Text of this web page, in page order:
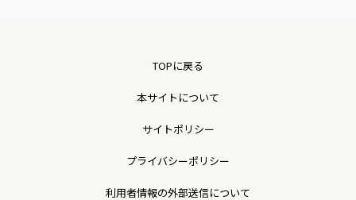
TOPに戻る
本サイトについて
サイトポリシー
プライバシーポリシー
利用者情報の外部送信について